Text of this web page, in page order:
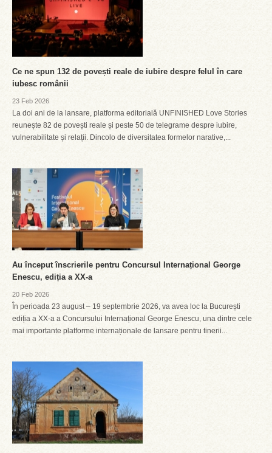
Ce ne spun 132 de povești reale de iubire despre felul în care
iubesc românii
23 Feb 2026
La doi ani de la lansare, platforma editorială UNFINISHED Love Stories
reunește 82 de povești reale și peste 50 de telegrame despre iubire,
vulnerabilitate și relații. Dincolo de diversitatea formelor narative,...
Au început înscrierile pentru Concursul Internațional George
Enescu, ediția a XX-a
20 Feb 2026
În perioada 23 august – 19 septembrie 2026, va avea loc la București
ediția a XX-a a Concursului Internațional George Enescu, una dintre cele
mai importante platforme internaționale de lansare pentru tinerii...